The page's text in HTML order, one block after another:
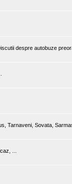
despre autobuze
Tarnaveni, Sovata,
...